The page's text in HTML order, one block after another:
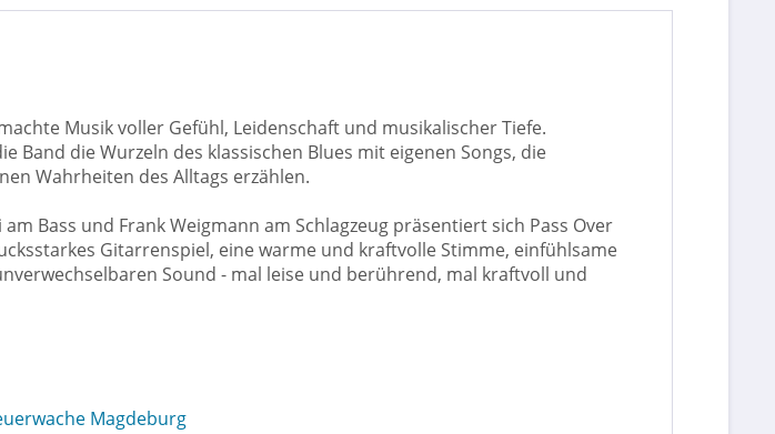
Musik voller Gefühl, Leidenschaft und musikalischer Tiefe.
die Wurzeln des klassischen Blues mit eigenen Songs, die
Wahrheiten des Alltags erzählen.
Bass und Frank Weigmann am Schlagzeug präsentiert sich Pass Over
Gitarrenspiel, eine warme und kraftvolle Stimme, einfühlsame
Sound - mal leise und berührend, mal kraftvoll und
Magdeburg